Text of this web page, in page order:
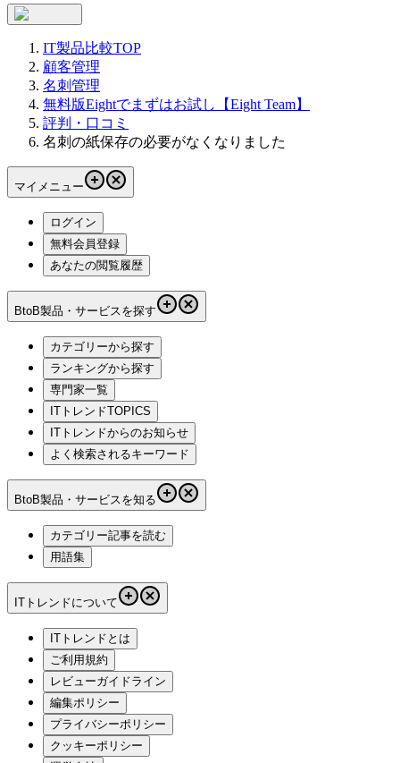
IT製品比較TOP
顧客管理
名刺管理
無料版Eightでまずはお試し【Eight Team】
評判・口コミ
名刺の紙保存の必要がなくなりました
マイメニュー
ログイン
無料会員登録
あなたの閲覧履歴
BtoB製品・サービスを探す
カテゴリーから探す
ランキングから探す
専門家一覧
ITトレンドTOPICS
ITトレンドからのお知らせ
よく検索されるキーワード
BtoB製品・サービスを知る
カテゴリー記事を読む
用語集
ITトレンドについて
ITトレンドとは
ご利用規約
レビューガイドライン
編集ポリシー
プライバシーポリシー
クッキーポリシー